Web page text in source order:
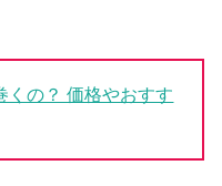
くの？ 価格やおすす